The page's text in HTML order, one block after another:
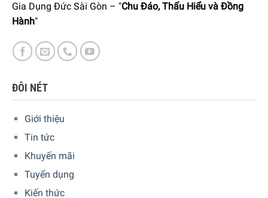
Status tránh bị lẫn mùi của thực phẩm trong tủ lạnh và
tủ đông
Gia Dụng Đức Sài Gòn – "Chu Đáo, Thấu Hiểu và Đồng
Hành"
ĐÔI NÉT
Giới thiệu
Tin tức
Khuyến mãi
Tuyển dụng
Kiến thức